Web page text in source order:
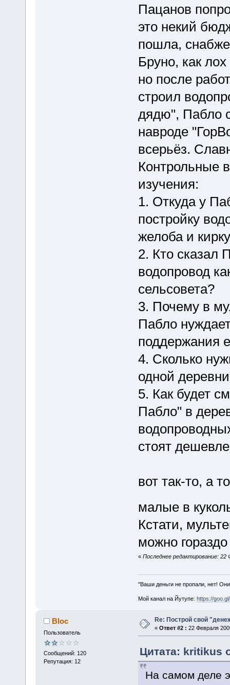
Пацанов
это некий
пошла,
Бруно, как
но после
строил
дядю", Пабло
навроде
всерьёз.
Контрольные
изучения:
1. Откуда у
постройку
желоба и
2. Кто сказал
водопровод
сельсовета?
3. Почему в
Пабло
поддержания
4. Сколько
одной
5. Как будет
Пабло" в
стоят
вот так-то, а
малые в
Кстати,
можно
« Последнее редактирование: 22
"Ваши деньги не пропали, нет!
Мой канал на Йутупе: https://
Bloc
Пользователь
Сообщений: 120
Репутация: 12
Re: Построй свой
« Ответ #2 : 22 Февраля
Цитата: kritikus
На самом деле